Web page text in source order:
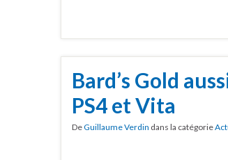
Bard’s Gold
PS4 et Vita
DeGuillaume Verdin dans la catégorie